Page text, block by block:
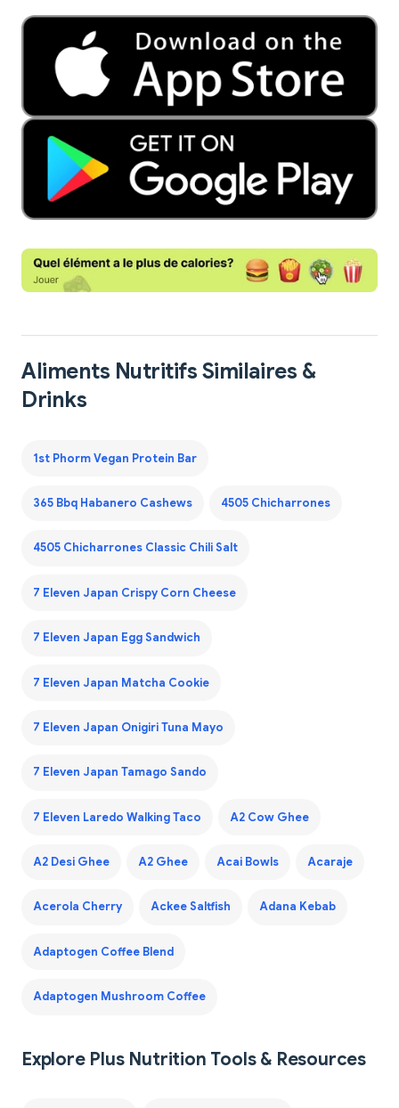
Aliments Nutritifs Similaires &
Drinks
1st Phorm Vegan Protein Bar
365 Bbq Habanero Cashews 4505 Chicharrones
4505 Chicharrones Classic Chili Salt
7 Eleven Japan Crispy Corn Cheese
7 Eleven Japan Egg Sandwich
7 Eleven Japan Matcha Cookie
7 Eleven Japan Onigiri Tuna Mayo
7 Eleven Japan Tamago Sando
7 Eleven Laredo Walking Taco A2 Cow Ghee
A2 Desi Ghee A2 Ghee Acai Bowls Acaraje
Acerola Cherry Ackee Saltfish Adana Kebab
Adaptogen Coffee Blend
Adaptogen Mushroom Coffee
Explore Plus Nutrition Tools & Resources